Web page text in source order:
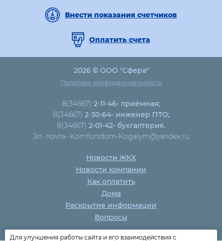
Внести показания счетчиков
Оплатить счета
2026 © ООО "Сфера"
Политика конфиденциальности
8(34667) 2-11-46- приёмная;
8(34667) 2-30-64- инженер ПТО;
8(34667) 2-01-42- бухгалтерия.
Эл. почта- Komfortdom-Kogalym@yandex.ru
Новости ЖКХ
Новости компании
Как оплатить
Дома
Раскрытие информации
Вопросы
Для улучшения работы сайта и его взаимодействия с